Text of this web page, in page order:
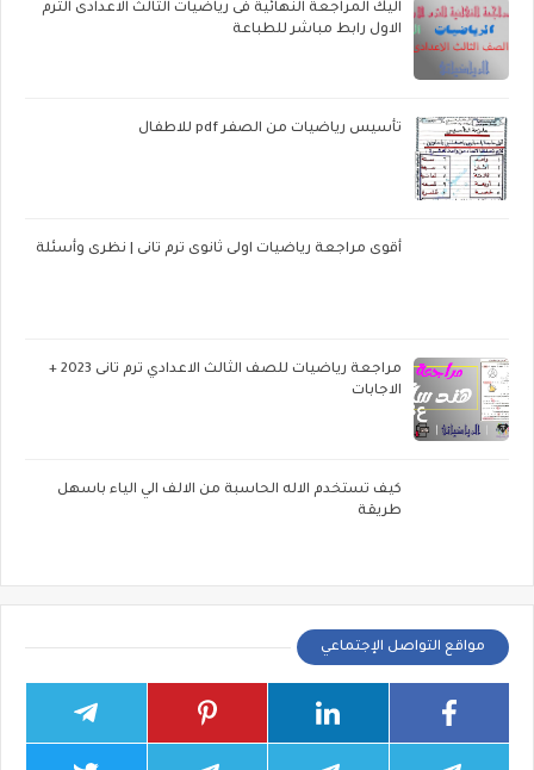
اليك المراجعة النهائية فى رياضيات الثالث الاعدادى الترم
الاول رابط مباشر للطباعة
تأسيس رياضيات من الصفر pdf للاطفال
أقوى مراجعة رياضيات اولى ثانوى ترم تانى | نظرى وأسئلة
مراجعة رياضيات للصف الثالث الاعدادي ترم تانى 2023 +
الاجابات
كيف تستخدم الاله الحاسبة من الالف الي الياء باسهل
طريقة
مواقع التواصل الإجتماعي